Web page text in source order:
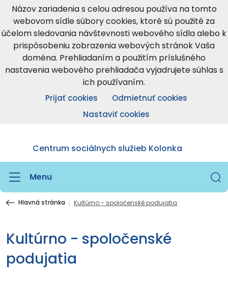
Názov zariadenia s celou adresou používa na tomto
webovom sídle súbory cookies, ktoré sú použité za
účelom sledovania návštevnosti webového sídla alebo k
prispôsobeniu zobrazenia webových stránok Vaša
doména. Prehliadaním a použitím príslušného
nastavenia webového prehliadača vyjadrujete súhlas s
ich používaním.
Prijať cookies
Odmietnuť cookies
Nastaviť cookies
Centrum sociálnych služieb Kolonka
Menu
Hlavná stránka Kultúrno - spoločenské podujatia
Kultúrno - spoločenské
podujatia